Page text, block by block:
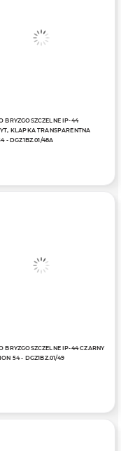
BRYZGOSZCZELNE IP-44
KLAPKA TRANSPARENTNA
- DGZ1BZ.01/48A
BRYZGOSZCZELNE IP-44 CZARNY
54 - DGZ1BZ.01/49